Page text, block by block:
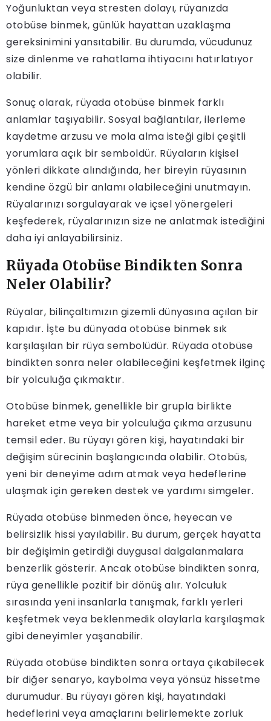
Yoğunluktan veya stresten dolayı, rüyanızda
otobüse binmek, günlük hayattan uzaklaşma
gereksinimini yansıtabilir. Bu durumda, vücudunuz
size dinlenme ve rahatlama ihtiyacını hatırlatıyor
olabilir.
Sonuç olarak, rüyada otobüse binmek farklı
anlamlar taşıyabilir. Sosyal bağlantılar, ilerleme
kaydetme arzusu ve mola alma isteği gibi çeşitli
yorumlara açık bir semboldür. Rüyaların kişisel
yönleri dikkate alındığında, her bireyin rüyasının
kendine özgü bir anlamı olabileceğini unutmayın.
Rüyalarınızı sorgulayarak ve içsel yönergeleri
keşfederek, rüyalarınızın size ne anlatmak istediğini
daha iyi anlayabilirsiniz.
Rüyada Otobüse Bindikten Sonra
Neler Olabilir?
Rüyalar, bilinçaltımızın gizemli dünyasına açılan bir
kapıdır. İşte bu dünyada otobüse binmek sık
karşılaşılan bir rüya sembolüdür. Rüyada otobüse
bindikten sonra neler olabileceğini keşfetmek ilginç
bir yolculuğa çıkmaktır.
Otobüse binmek, genellikle bir grupla birlikte
hareket etme veya bir yolculuğa çıkma arzusunu
temsil eder. Bu rüyayı gören kişi, hayatındaki bir
değişim sürecinin başlangıcında olabilir. Otobüs,
yeni bir deneyime adım atmak veya hedeflerine
ulaşmak için gereken destek ve yardımı simgeler.
Rüyada otobüse binmeden önce, heyecan ve
belirsizlik hissi yayılabilir. Bu durum, gerçek hayatta
bir değişimin getirdiği duygusal dalgalanmalara
benzerlik gösterir. Ancak otobüse bindikten sonra,
rüya genellikle pozitif bir dönüş alır. Yolculuk
sırasında yeni insanlarla tanışmak, farklı yerleri
keşfetmek veya beklenmedik olaylarla karşılaşmak
gibi deneyimler yaşanabilir.
Rüyada otobüse bindikten sonra ortaya çıkabilecek
bir diğer senaryo, kaybolma veya yönsüz hissetme
durumudur. Bu rüyayı gören kişi, hayatındaki
hedeflerini veya amaçlarını belirlemekte zorluk